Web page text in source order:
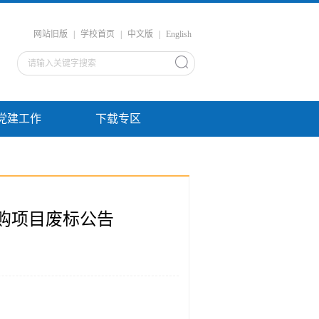
网站旧版 学校首页 中文版 English
建工作 下载专区
项目废标公告